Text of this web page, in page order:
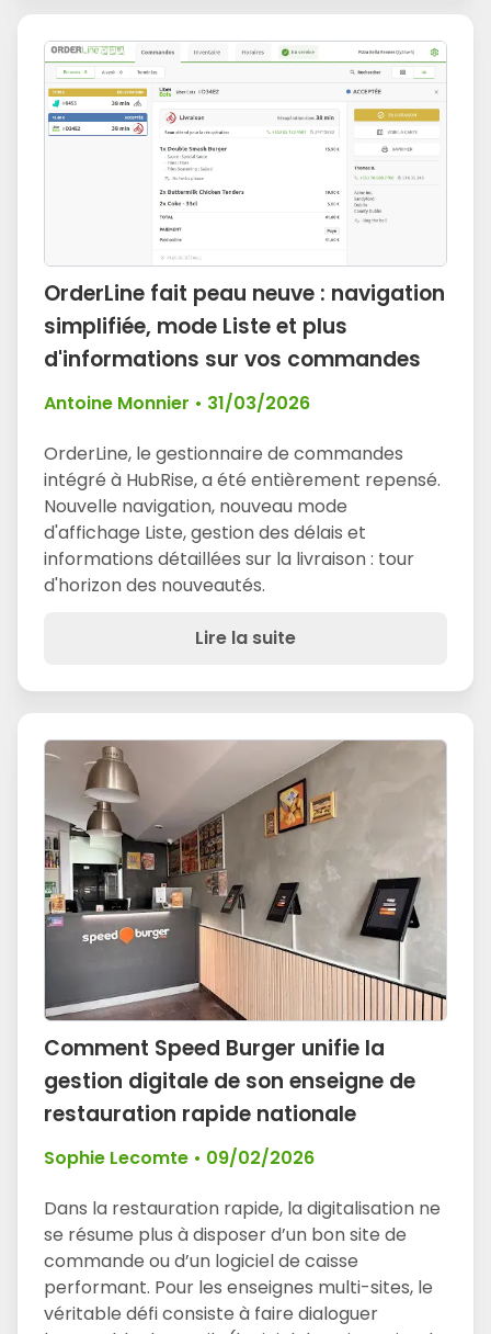
OrderLine fait peau neuve : navigation
simplifiée, mode Liste et plus
d'informations sur vos commandes
Antoine Monnier • 31/03/2026
OrderLine, le gestionnaire de commandes
intégré à HubRise, a été entièrement repensé.
Nouvelle navigation, nouveau mode
d'affichage Liste, gestion des délais et
informations détaillées sur la livraison : tour
d'horizon des nouveautés.
Lire la suite
Comment Speed Burger unifie la
gestion digitale de son enseigne de
restauration rapide nationale
Sophie Lecomte • 09/02/2026
Dans la restauration rapide, la digitalisation ne
se résume plus à disposer d’un bon site de
commande ou d’un logiciel de caisse
performant. Pour les enseignes multi-sites, le
véritable défi consiste à faire dialoguer